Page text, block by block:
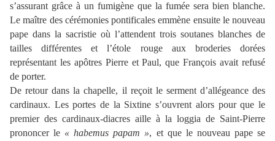
s’assurant grâce à un fumigène que la fumée sera bien blanche.
Le maître des cérémonies pontificales emmène ensuite le nouveau
pape dans la sacristie où l’attendent trois soutanes blanches de
tailles différentes et l’étole rouge aux broderies dorées
représentant les apôtres Pierre et Paul, que François avait refusé
de porter.
De retour dans la chapelle, il reçoit le serment d’allégeance des
cardinaux. Les portes de la Sixtine s’ouvrent alors pour que le
premier des cardinaux-diacres aille à la loggia de Saint-Pierre
prononcer le « habemus papam », et que le nouveau pape se